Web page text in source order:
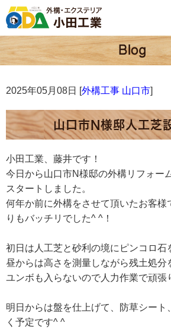
2025年05月08日 [外構工事 山口市]
山口市N様邸人工芝
小田工業、藤井です！
今日から山口市N様邸の外構リフォー
スタートしました。
何年か前に外構をさせて頂いたお客様
りもバッチリでした^ ^！
初日は人工芝と砂利の境にピンコロ石
昼からは高さを測量しながら残土処分
ユンボも入らないので人力作業で頑張
明日からは盤を仕上げて、防草シート
く予定です^ ^